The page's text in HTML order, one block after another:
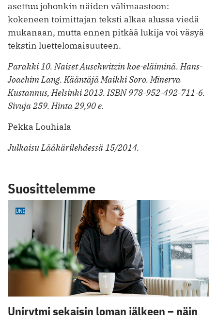
asettuu johonkin näiden väli­maastoon:
kokeneen toimittajan teksti alkaa alussa viedä
mukanaan, mutta ennen pitkää lukija voi väsyä
tekstin luettelomaisuuteen.
Parakki 10. Naiset Auschwitzin koe-­eläiminä. Hans-
Joachim Lang. Kääntäjä Maikki Soro. Minerva
Kustannus, Helsinki 2013. ISBN 978-952-492-711-6.
Sivuja 259. Hinta 29,90 e.
Pekka Louhiala
Julkaisu Lääkärilehdessä 15/2014.
Suosittelemme
UNI
Unirytmi sekaisin loman jälkeen – näin